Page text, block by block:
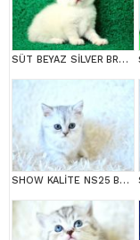
SÜT BEYAZ SİLVER BRTİSH SHORTHAİR NS1133
SHOW KALİTE NS25 BRİTİSH SHORTHAİR YAVRUMUZ DİŞİ